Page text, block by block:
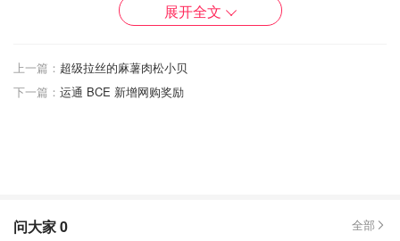
本人口味：比較喜歡茶味濃，喜歡綠茶有點澀苦的味道，有
展开全文
上一篇： 超级拉丝的麻薯肉松小贝
下一篇： 运通 BCE 新增网购奖励
问大家0 全部